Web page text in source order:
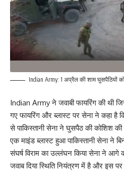
Indian Army: 1 अप्रैल की शाम घुसपैठियों को
Indian Army ने जवाबी फायरिंग की थी
गए फायरिंग और ब्लास्ट पर सेना ने कहा
से पाकिस्तानी सेना ने घुसपैठ की कोशिश
एक माइंड ब्लास्ट हुआ पाकिस्तानी सेना ने
संघर्ष विराम का उल्लंघन किया सेना ने आगे
जवाब दिया स्थिति नियंत्रण में है और इस पर